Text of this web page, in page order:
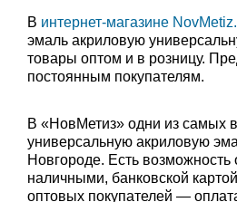
В интернет-магазине
эмаль акриловую
товары оптом и в розницу.
постоянным покупателям.
В «НовМетиз» одни из самых
универсальную акриловую
Новгороде. Есть возможность
наличными, банковской
оптовых покупателей —